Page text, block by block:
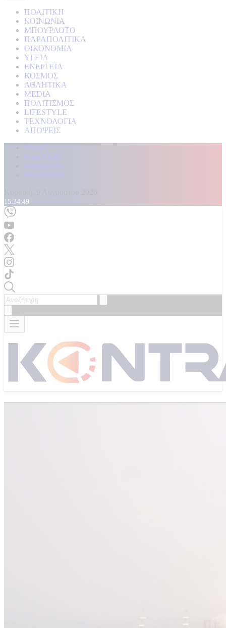
ΠΟΛΙΤΙΚΗ
ΚΟΙΝΩΝΙΑ
ΜΠΟΥΡΛΟΤΟ
ΠΑΡΑΠΟΛΙΤΙΚΑ
ΟΙΚΟΝΟΜΙΑ
ΥΓΕΙΑ
ΕΝΕΡΓΕΙΑ
ΚΟΣΜΟΣ
ΑΘΛΗΤΙΚΑ
MEDIA
ΠΟΛΙΤΙΣΜΟΣ
LIFESTYLE
ΤΕΧΝΟΛΟΓΙΑ
ΑΠΟΨΕΙΣ
Αρχική
Kontra Live
Καταγγελίες
Επικοινωνία
15:34:51